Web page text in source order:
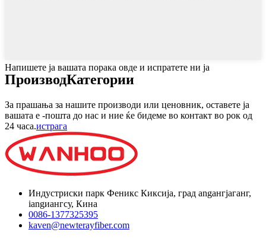
Напишете ја вашата порака овде и испратете ни ја
ПроизводКатегории
За прашања за нашите производи или ценовник, оставете ја
вашата е -пошта до нас и ние ќе бидеме во контакт во рок од
24 часа.истрага
Индустриски парк Феникс Киксија, град angангјаганг,
iangиангсу, Кина
0086-1377325395
kaven@newterayfiber.com